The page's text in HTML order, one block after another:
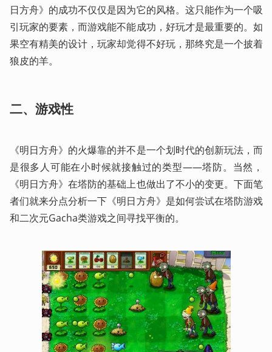
日方舟》的成功不仅仅是因为它的风格。这只能作为一个吸
引玩家的要素，而游戏能不能成功，好玩才是最重要的。如
果空有精美的设计，玩家却觉得不好玩，那终究是一个披着
狼皮的羊。
二、游戏性
《明日方舟》的火爆靠的并不是一个划时代的创新玩法，而
是很多人可能在小时候就接触过的类型——塔防。当然，
《明日方舟》在塔防的基础上也做出了不小的变更。下面笔
者们就来分点分析一下《明日方舟》是如何尝试在塔防游戏
和二次元Gacha类游戏之间寻找平衡的。